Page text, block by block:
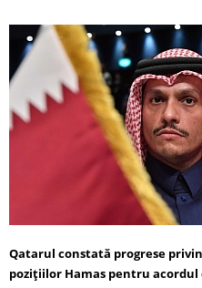
Qatarul constată progrese
pozițiilor Hamas pentru